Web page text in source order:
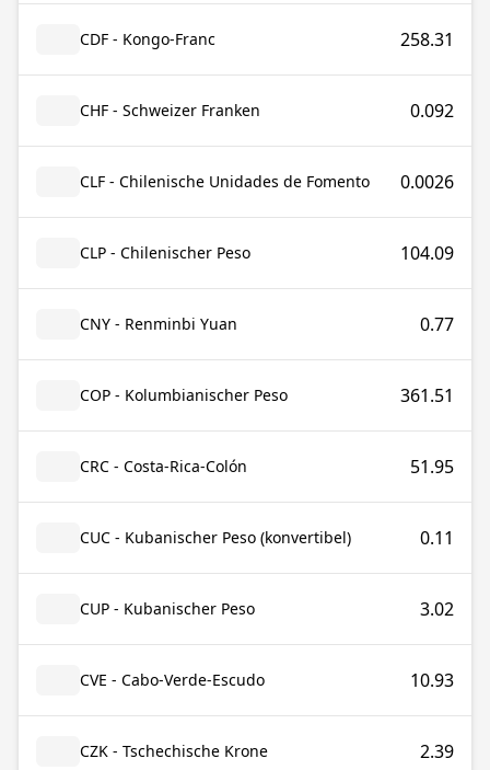
CDF - Kongo-Franc 258.31
CHF - Schweizer Franken 0.092
CLF - Chilenische Unidades de Fomento 0.0026
CLP - Chilenischer Peso 104.09
CNY - Renminbi Yuan 0.77
COP - Kolumbianischer Peso 361.51
CRC - Costa-Rica-Colón 51.95
CUC - Kubanischer Peso (konvertibel) 0.11
CUP - Kubanischer Peso 3.02
CVE - Cabo-Verde-Escudo 10.93
CZK - Tschechische Krone 2.39